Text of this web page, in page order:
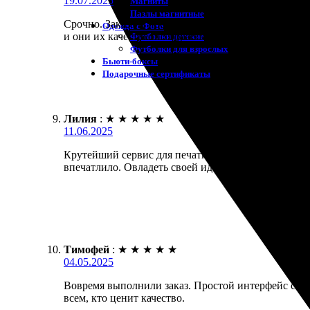
Пазлы магнитные
Одежда с Фото
Футболки детские
Футболки для взрослых
Бьюти-боксы
Подарочные сертификаты
Срочно. Заказала постеры на заказ. Очень рада,
и они их качественно обработали. Результат
Лилия : ★ ★ ★ ★ ★
11.06.2025
Крутейший сервис для печати постеров! Заказала
впечатлило. Овладеть своей идеей с помощью
Тимофей : ★ ★ ★ ★ ★
04.05.2025
Вовремя выполнили заказ. Простой интерфейс
всем, кто ценит качество.